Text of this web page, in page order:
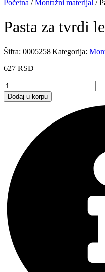
Početna /Montažni materijal /
Pasta za tvrdi
Šifra: 0005258 Kategorija:
627 RSD
Pasta
za
tvrdi
Dodaj u korpu